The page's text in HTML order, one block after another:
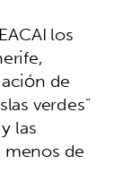
los
de
verdes"
las
de